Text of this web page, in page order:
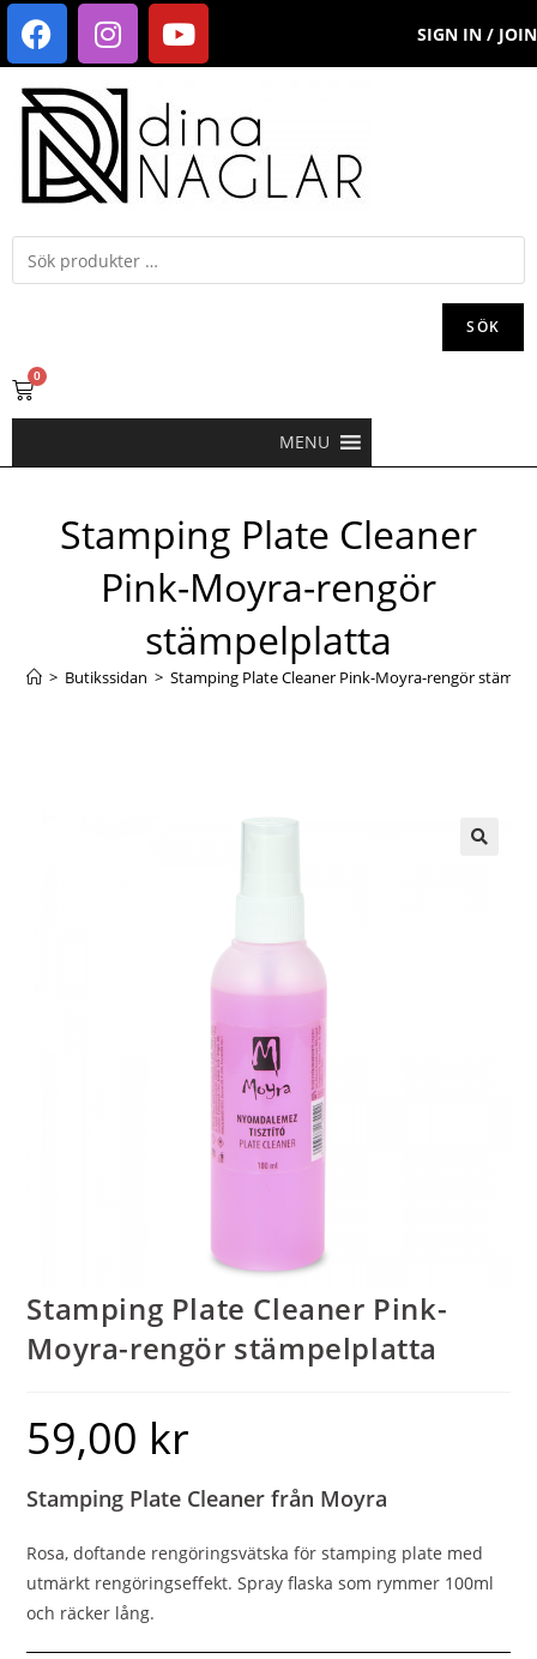
SIGN IN / JOIN
SÖK
0
MENU
Stamping Plate Cleaner
Pink-Moyra-rengör
stämpelplatta
> Butikssidan > Stamping Plate Cleaner Pink-Moyra-rengör
Stamping Plate Cleaner Pink-
Moyra-rengör stämpelplatta
59,00 kr
Stamping Plate Cleaner från Moyra
Rosa, doftande rengöringsvätska för stamping plate med
utmärkt rengöringseffekt. Spray flaska som rymmer 100ml
och räcker lång.